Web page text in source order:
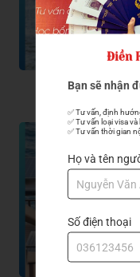
Pukyong
University
THIÊN NHI
Điền
Bạn sẽ nhận
✅ Tư vấn, định
✅ Tư vấn loại visa
✅ Tư vấn thời gian
Họ và tên
Số điện thoại